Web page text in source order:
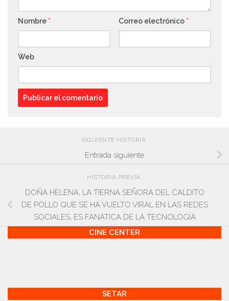
Nombre * Correo electrónico *
Web
SIGUIENTE HISTORIA
Entrada siguiente
HISTORIA PREVIA
DOÑA HELENA, LA TIERNA SEÑORA DEL CALDITO
DE POLLO QUE SE HA VUELTO VIRAL EN LAS REDES
SOCIALES, ES FANÁTICA DE LA TECNOLOGÍA
CINE CENTER
SETAR